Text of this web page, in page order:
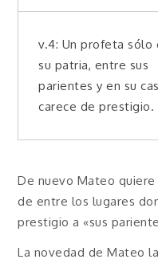
v.4: Un profeta sólo
su patria, entre sus
parientes y en su
carece de prestigio.
De nuevo Mateo
de entre los lugares
prestigio a «sus
La novedad de Mateo